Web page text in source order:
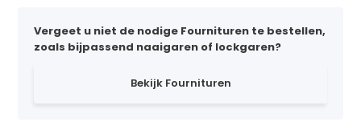
Vergeet u niet de nodige Fournituren te bestellen,
zoals bijpassend naaigaren of lockgaren?
Bekijk Fournituren